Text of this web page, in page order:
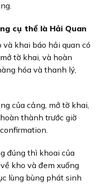
cụ thể là Hải Quan
khai báo hải quan có
tờ khai, và hoàn
hóa và thanh lý,
của cảng, mở tờ khai,
thành trước giờ
đúng thì khoai của
kho và đem xuống
lùng bùng phát sinh